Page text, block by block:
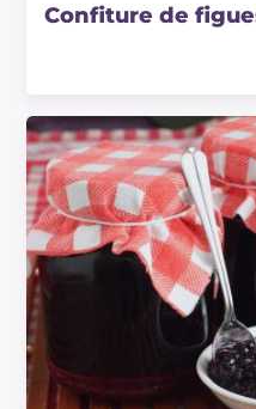
Confiture de